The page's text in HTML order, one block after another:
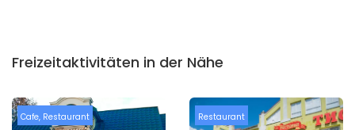
Freizeitaktivitäten in der Nähe
Cafe, Restaurant Restaurant